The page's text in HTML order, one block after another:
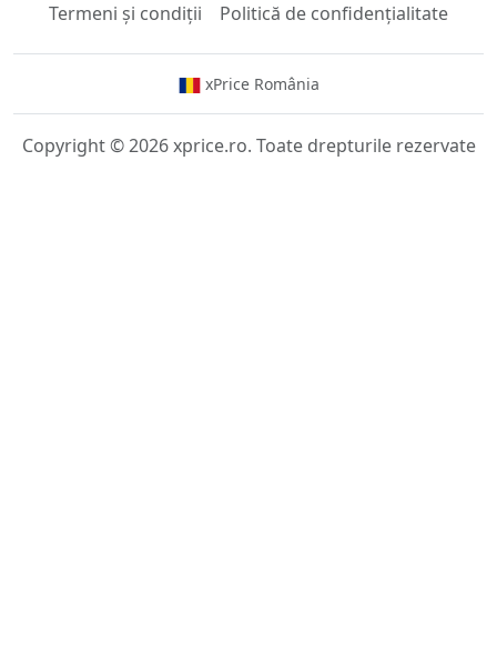
Termeni și condiții
Politică de confidențialitate
xPrice România
Copyright © 2026 xprice.ro. Toate drepturile rezervate